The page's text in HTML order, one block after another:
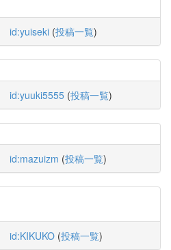
id:yuiseki (投稿一覧)
id:yuuki5555 (投稿一覧)
id:mazuizm (投稿一覧)
id:KIKUKO (投稿一覧)